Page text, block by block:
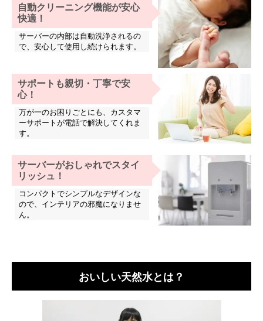
自動クリーニング機能が安心
快適！
サーバーの内部は自動洗浄されるの
で、安心して使用し続けられます。
サポートも親切・丁寧で安
心！
万が一のお困りごとにも、カスタマ
ーサポートが電話で解決してくれま
す。
サーバーがおしゃれでスタイ
リッシュ！
コンパクトでシンプルなデザインな
ので、インテリアの邪魔になりませ
ん。
おいしい天然水とは？